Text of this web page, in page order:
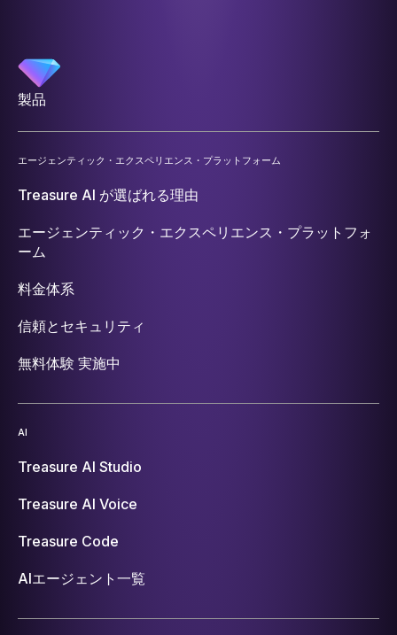
製品
エージェンティック・エクスペリエンス・プラットフォーム
Treasure AI が選ばれる理由
エージェンティック・エクスペリエンス・プラットフォ
ーム
料金体系
信頼とセキュリティ
無料体験 実施中
AI
Treasure AI Studio
Treasure AI Voice
Treasure Code
AIエージェント一覧